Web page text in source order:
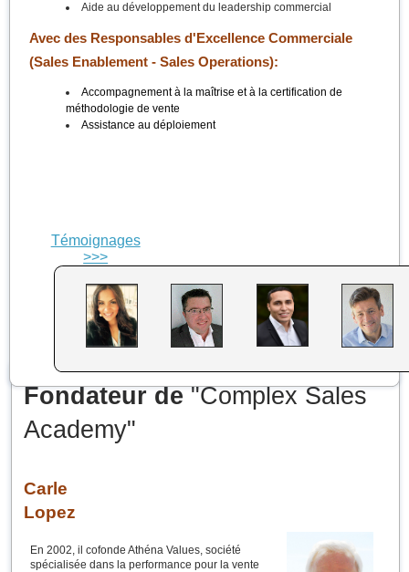
Fondateur de"Complex Sales
Academy"
Carle
Lopez
En 2002, il cofonde Athéna Values, société
spécialisée dans la performance pour la vente
Aide au développement du leadership commercial
Avec des Responsables d'Excellence Commerciale
(Sales Enablement - Sales Operations):
Accompagnement à la maîtrise et à la certification de
méthodologie de vente
Assistance au déploiement
Témoignages
>>>